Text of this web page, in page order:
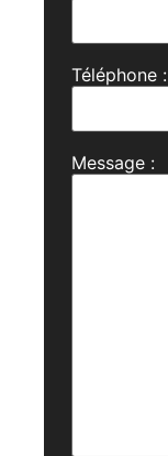
Téléphone :
Message :